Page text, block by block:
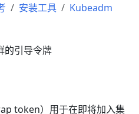
安装工具
Kubeadm
的引导令牌
token）用于在即将加入集